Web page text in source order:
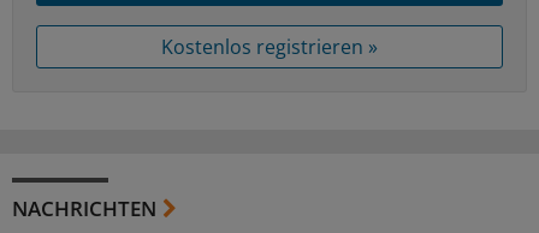
Kostenlos registrieren »
NACHRICHTEN